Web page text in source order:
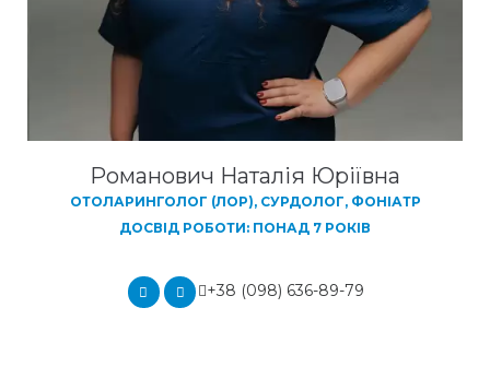
Романович Наталія Юріївна
ОТОЛАРИНГОЛОГ (ЛОР), СУРДОЛОГ, ФОНІАТР
ДОСВІД РОБОТИ: ПОНАД 7 РОКІВ
+38 (098) 636-89-79